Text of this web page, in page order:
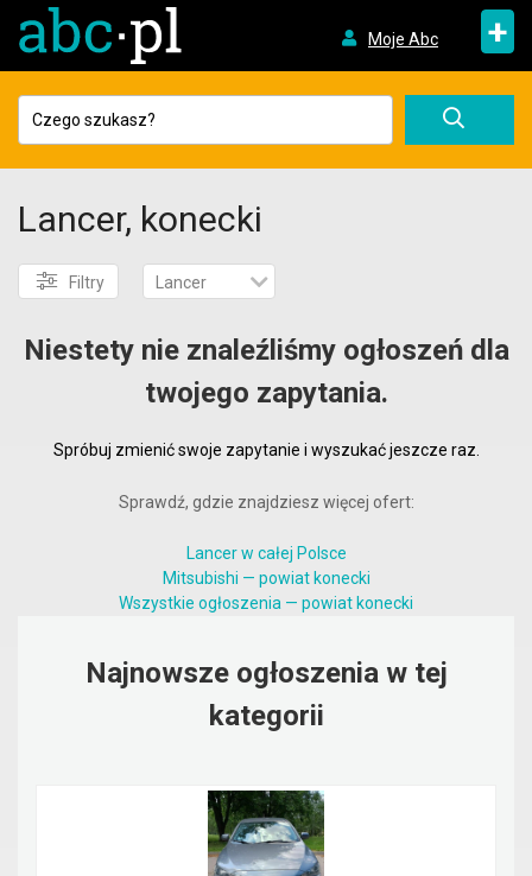
Moje Abc +
Lancer, konecki
Filtry Lancer
Niestety nie znaleźliśmy ogłoszeń dla
twojego zapytania.
Spróbuj zmienić swoje zapytanie i wyszukać jeszcze raz.
Sprawdź, gdzie znajdziesz więcej ofert:
Lancer w całej Polsce
Mitsubishi — powiat konecki
Wszystkie ogłoszenia — powiat konecki
Najnowsze ogłoszenia w tej
kategorii